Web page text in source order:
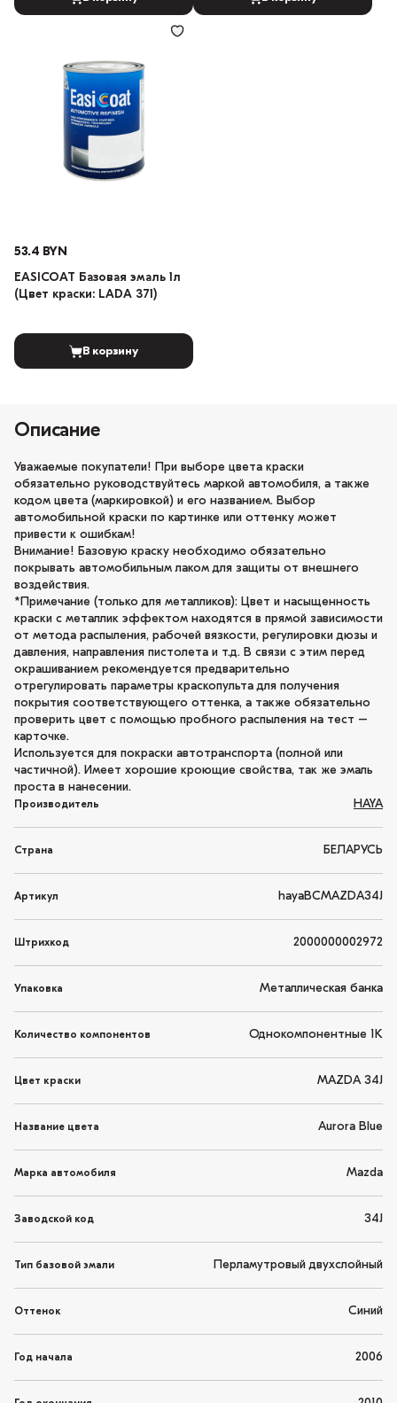
53.4 BYN
EASICOAT Базовая эмаль 1л
(Цвет краски: LADA 371)
В корзину
Описание
Уважаемые покупатели! При выборе цвета краски
обязательно руководствуйтесь маркой автомобиля, а также
кодом цвета (маркировкой) и его названием. Выбор
автомобильной краски по картинке или оттенку может
привести к ошибкам!
Внимание! Базовую краску необходимо обязательно
покрывать автомобильным лаком для защиты от внешнего
воздействия.
*Примечание (только для металликов): Цвет и насыщенность
краски с металлик эффектом находятся в прямой зависимости
от метода распыления, рабочей вязкости, регулировки дюзы и
давления, направления пистолета и т.д. В связи с этим перед
окрашиванием рекомендуется предварительно
отрегулировать параметры краскопульта для получения
покрытия соответствующего оттенка, а также обязательно
проверить цвет с помощью пробного распыления на тест –
карточке.
Используется для покраски автотранспорта (полной или
частичной). Имеет хорошие кроющие свойства, так же эмаль
проста в нанесении.
Производитель HAYA
Страна БЕЛАРУСЬ
Артикул hayaBCMAZDA34J
Штрихкод 2000000002972
Упаковка Металлическая банка
Количество компонентов Однокомпонентные 1K
Цвет краски MAZDA 34J
Название цвета Aurora Blue
Марка автомобиля Mazda
Заводской код 34J
Тип базовой эмали Перламутровый двухслойный
Оттенок Синий
Год начала 2006